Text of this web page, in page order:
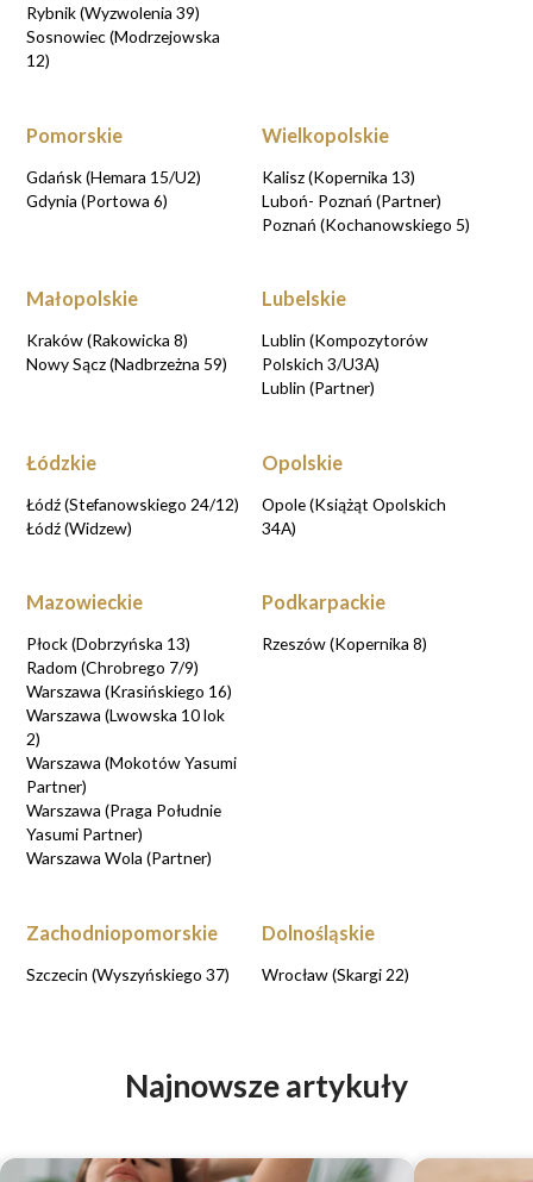
Rybnik (Wyzwolenia 39)
Sosnowiec (Modrzejowska
12)
Pomorskie
Gdańsk (Hemara 15/U2)
Gdynia (Portowa 6)
Wielkopolskie
Kalisz (Kopernika 13)
Luboń- Poznań (Partner)
Poznań (Kochanowskiego 5)
Małopolskie
Kraków (Rakowicka 8)
Nowy Sącz (Nadbrzeżna 59)
Lubelskie
Lublin (Kompozytorów
Polskich 3/U3A)
Lublin (Partner)
Łódzkie
Łódź (Stefanowskiego 24/12)
Łódź (Widzew)
Opolskie
Opole (Książąt Opolskich
34A)
Mazowieckie
Płock (Dobrzyńska 13)
Radom (Chrobrego 7/9)
Warszawa (Krasińskiego 16)
Warszawa (Lwowska 10 lok
2)
Warszawa (Mokotów Yasumi
Partner)
Warszawa (Praga Południe
Yasumi Partner)
Warszawa Wola (Partner)
Podkarpackie
Rzeszów (Kopernika 8)
Zachodniopomorskie
Szczecin (Wyszyńskiego 37)
Dolnośląskie
Wrocław (Skargi 22)
Najnowsze artykuły